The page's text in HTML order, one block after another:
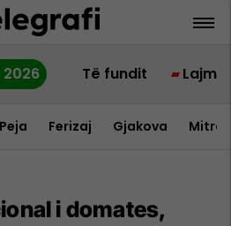
Të fundit Lajme
Peja Ferizaj Gjakova
i domates,